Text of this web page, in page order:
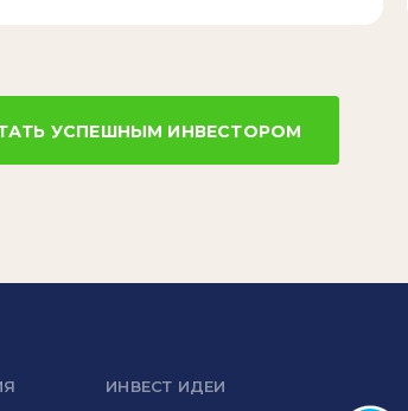
УСПЕШНЫМ ИНВЕСТОРОМ
ИНВЕСТ ИДЕИ